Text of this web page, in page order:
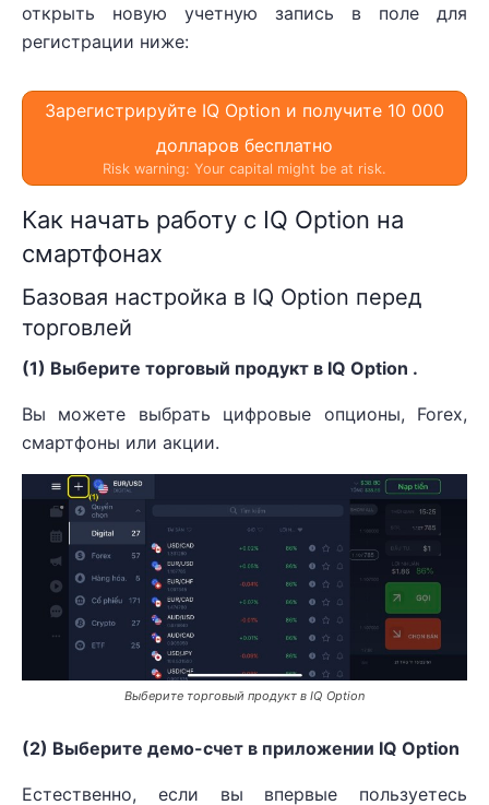
открыть новую учетную запись в поле для
регистрации ниже:
Зарегистрируйте IQ Option и получите 10 000
долларов бесплатно
Risk warning: Your capital might be at risk.
Как начать работу с IQ Option на
смартфонах
Базовая настройка в IQ Option перед
торговлей
(1) Выберите торговый продукт в IQ Option .
Вы можете выбрать цифровые опционы, Forex,
смартфоны или акции.
Выберите торговый продукт в IQ Option
(2) Выберите демо-счет в приложении IQ Option
Естественно, если вы впервые пользуетесь